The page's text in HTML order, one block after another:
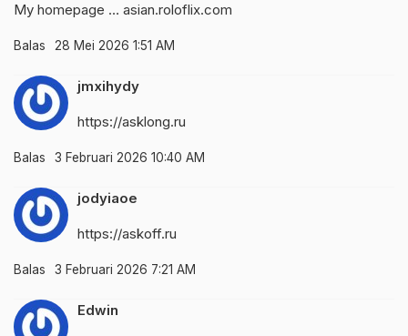
My homepage … asian.roloflix.com
Balas 28 Mei 2026 1:51 AM
jmxihydy
https://asklong.ru
Balas 3 Februari 2026 10:40 AM
jodyiaoe
https://askoff.ru
Balas 3 Februari 2026 7:21 AM
Edwin